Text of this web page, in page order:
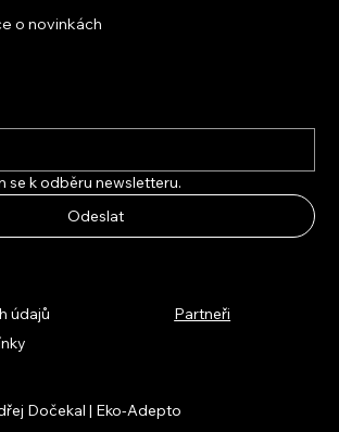
o novinkách
se k odběru newsletteru.
Odeslat
Dočekal | Eko-Adepto
údajů
Partneři